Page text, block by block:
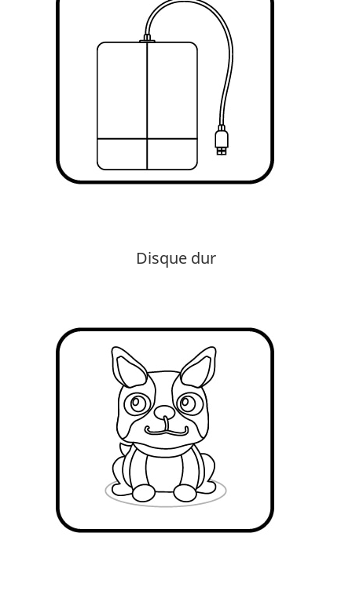
Disque dur